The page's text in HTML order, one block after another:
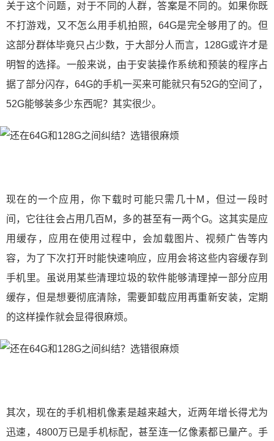
关于这个问题，对于不同的人群，答案是不同的。如果你既
不打游戏，又不怎么用手机拍照，64G是完全够用了的。但
这部分群体毕竟只占少数，于大部分人而言，128G或许才是
明智的选择。一般来说，由于安装操作系统和预装的程序占
据了部分闪存，64G的手机一买来可能就只有52G的空间了，
52G能够装多少东西呢？其实很少。
现在的一个应用，你下载时可能只需几十M，但过一段时
间，它往往会占用几百M，多的甚至有一两个G。这其实是应
用缓存，应用在使用过程中，会加载图片、视频广告等内
容，为了下次打开时能快速响应，应用会将这些内容缓存到
手机里。虽说用某些清理垃圾的软件能够清理掉一部分应用
缓存，但是想要彻底清除，需要卸载应用再重新安装，定期
的这样操作就会显得很麻烦。
其次，现在的手机相机像素是越来越大，近两年增长得尤为
迅速，4800万已是手机标配，甚至连一亿像素都已量产。手